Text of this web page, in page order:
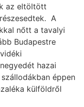
az eltöltött
A
nőtt a tavalyi
Budapestre
hazai
éppen
külföldről